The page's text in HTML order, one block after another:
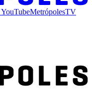
YouTubeMetrópolesTV